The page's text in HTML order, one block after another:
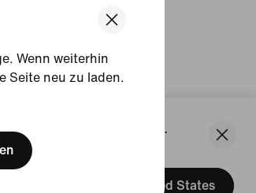
think you are in United States.
your location?
United States
Wenn weiterhin
Seite neu zu laden.
anzeigen
(Fehler)